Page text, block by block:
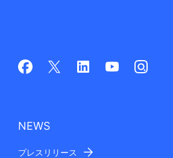
NEWS
プレスリリース